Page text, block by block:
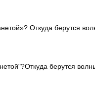
Откуда берутся
берутся